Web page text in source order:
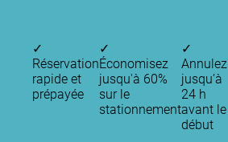
✓
Réservation
rapide et
prépayée
✓
Économisez
jusqu'à 60%
sur le
stationnement
✓
Annulez
jusqu’à
24 h
avant le
début